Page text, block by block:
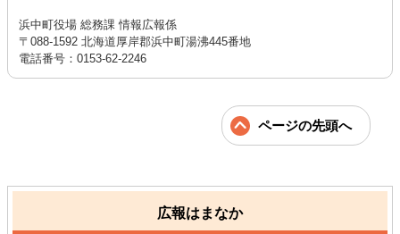
浜中町役場 総務課 情報広報係
〒088-1592 北海道厚岸郡浜中町湯沸445番地
電話番号：0153-62-2246
ページの先頭へ
広報はまなか